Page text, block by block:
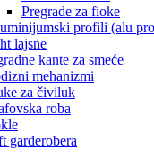
Pregrade za fioke
profili (alu
lajsne
kante za smeće
mehanizmi
za čiviluk
roba
garderobera